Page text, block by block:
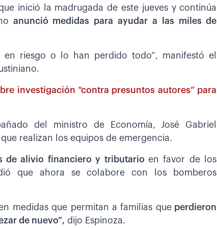
inició la madrugada de este jueves y continúa
anunció medidas para ayudar a las miles de
en riesgo o lo han perdido todo”, manifestó el
investigación “contra presuntos autores” para
del ministro de Economía, José Gabriel
realizan los equipos de emergencia.
de alivio financiero y tributarioen favor de los
que ahora se colabore con los bomberos
medidas que permitan a familias queperdieron
de nuevo”, dijo Espinoza.